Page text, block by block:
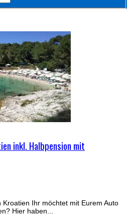
inkl. Halbpension mit
Ihr möchtet mit Eurem Auto
Hier haben...